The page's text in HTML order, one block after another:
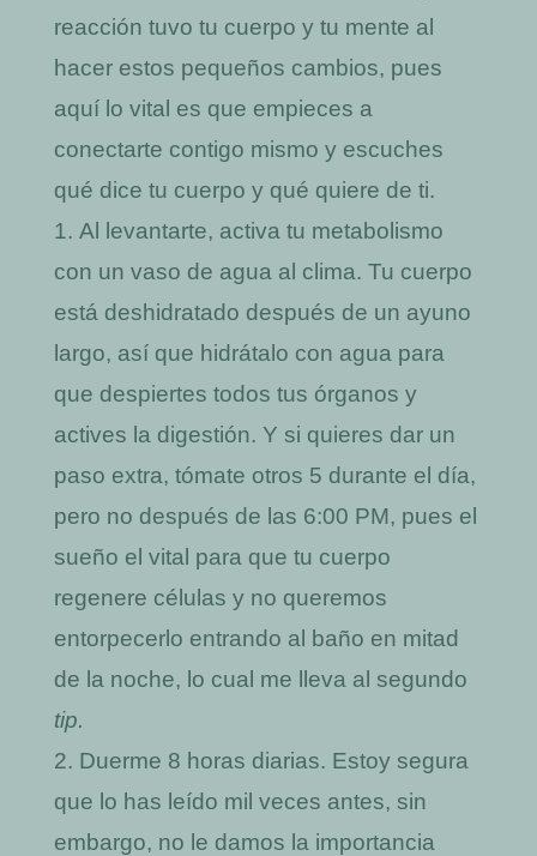
reacción tuvo tu cuerpo y tu mente al
hacer estos pequeños cambios, pues
aquí lo vital es que empieces a
conectarte contigo mismo y escuches
qué dice tu cuerpo y qué quiere de ti.
Al levantarte, activa tu metabolismo
con un vaso de agua al clima. Tu cuerpo
está deshidratado después de un ayuno
largo, así que hidrátalo con agua para
que despiertes todos tus órganos y
actives la digestión. Y si quieres dar un
paso extra, tómate otros 5 durante el día,
pero no después de las 6:00 PM, pues el
sueño el vital para que tu cuerpo
regenere células y no queremos
entorpecerlo entrando al baño en mitad
de la noche, lo cual me lleva al segundo
tip.
Duerme 8 horas diarias. Estoy segura
que lo has leído mil veces antes, sin
embargo, no le damos la importancia